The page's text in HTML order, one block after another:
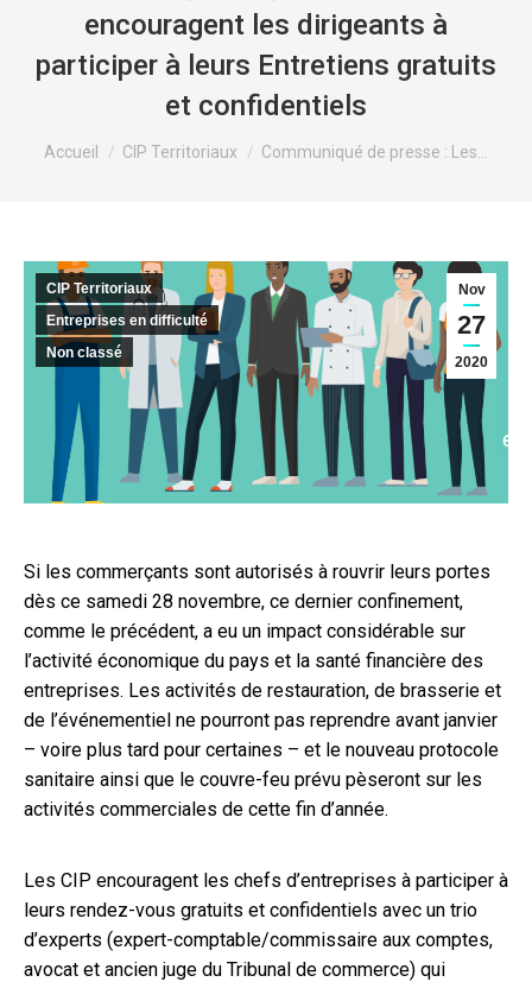
encouragent les dirigeants à
participer à leurs Entretiens gratuits
et confidentiels
Vous êtes ici :
Accueil CIP Territoriaux Communiqué de presse : Les…
Nov
27
2020
CIP Territoriaux
Entreprises en difficulté
Non classé
Si les commerçants sont autorisés à rouvrir leurs portes
dès ce samedi 28 novembre, ce dernier confinement,
comme le précédent, a eu un impact considérable sur
l’activité économique du pays et la santé financière des
entreprises. Les activités de restauration, de brasserie et
de l’événementiel ne pourront pas reprendre avant janvier
– voire plus tard pour certaines – et le nouveau protocole
sanitaire ainsi que le couvre-feu prévu pèseront sur les
activités commerciales de cette fin d’année.
Les CIP encouragent les chefs d’entreprises à participer à
leurs rendez-vous gratuits et confidentiels avec un trio
d’experts (expert-comptable/commissaire aux comptes,
avocat et ancien juge du Tribunal de commerce) qui